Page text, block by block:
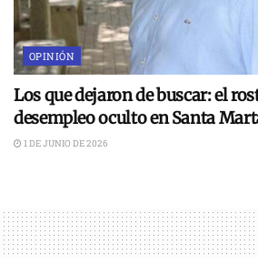
OPINIÓN
Los que dejaron de buscar: el
desempleo oculto en Santa
1 DE JUNIO DE 2026